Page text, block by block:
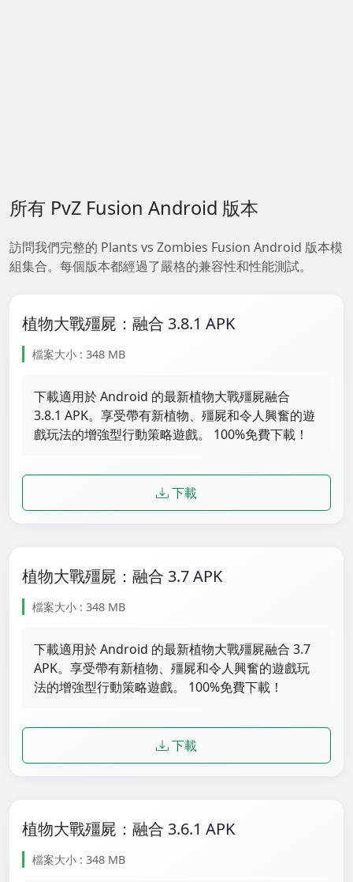
所有 PvZ Fusion Android 版本
訪問我們完整的 Plants vs Zombies Fusion Android 版本模
組集合。每個版本都經過了嚴格的兼容性和性能測試。
植物大戰殭屍：融合 3.8.1 APK
檔案大小 : 348 MB
下載適用於 Android 的最新植物大戰殭屍融合
3.8.1 APK。享受帶有新植物、殭屍和令人興奮的遊
戲玩法的增強型行動策略遊戲。 100%免費下載！
下載
植物大戰殭屍：融合 3.7 APK
檔案大小 : 348 MB
下載適用於 Android 的最新植物大戰殭屍融合 3.7
APK。享受帶有新植物、殭屍和令人興奮的遊戲玩
法的增強型行動策略遊戲。 100%免費下載！
下載
植物大戰殭屍：融合 3.6.1 APK
檔案大小 : 348 MB